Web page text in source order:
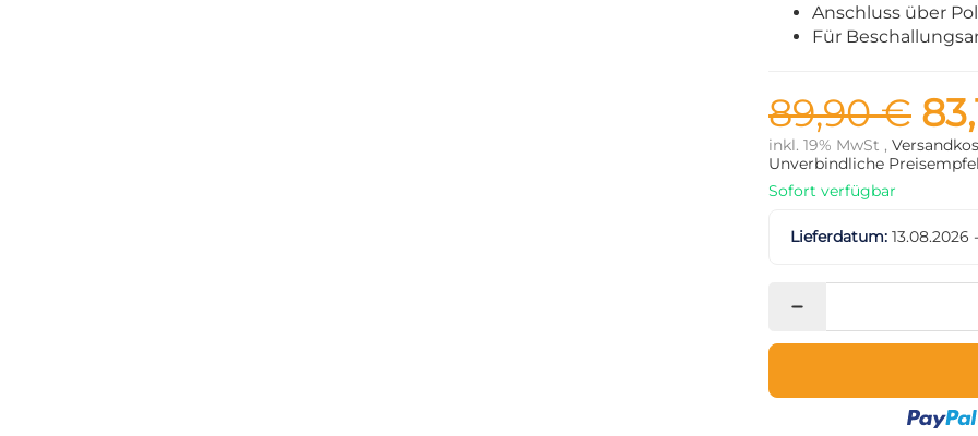
Anschluss über
Für
89,90 €
inkl. 19% MwSt ,
Unverbindliche
Sofort verfügbar
Lieferdatum: 13.08.2026